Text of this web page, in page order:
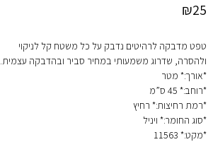
₪25
טפט מדבקה לרהיטים נדבק על כל משטח קל לניקוי
ולהסרה, שדרוג משמעותי במחיר סביר ובהדבקה עצמית.
*אורך:* מטר
*רוחב:* 45 ס”מ
*רמת רחיצות:* רחיץ
*סוג החומר:* ויניל
*מקט:* 11563